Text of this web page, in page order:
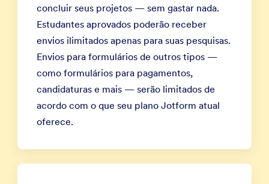
concluir seus projetos — sem gastar nada.
Estudantes aprovados poderão receber
envios ilimitados apenas para suas pesquisas.
Envios para formulários de outros tipos —
como formulários para pagamentos,
candidaturas e mais — serão limitados de
acordo com o que seu plano Jotform atual
oferece.